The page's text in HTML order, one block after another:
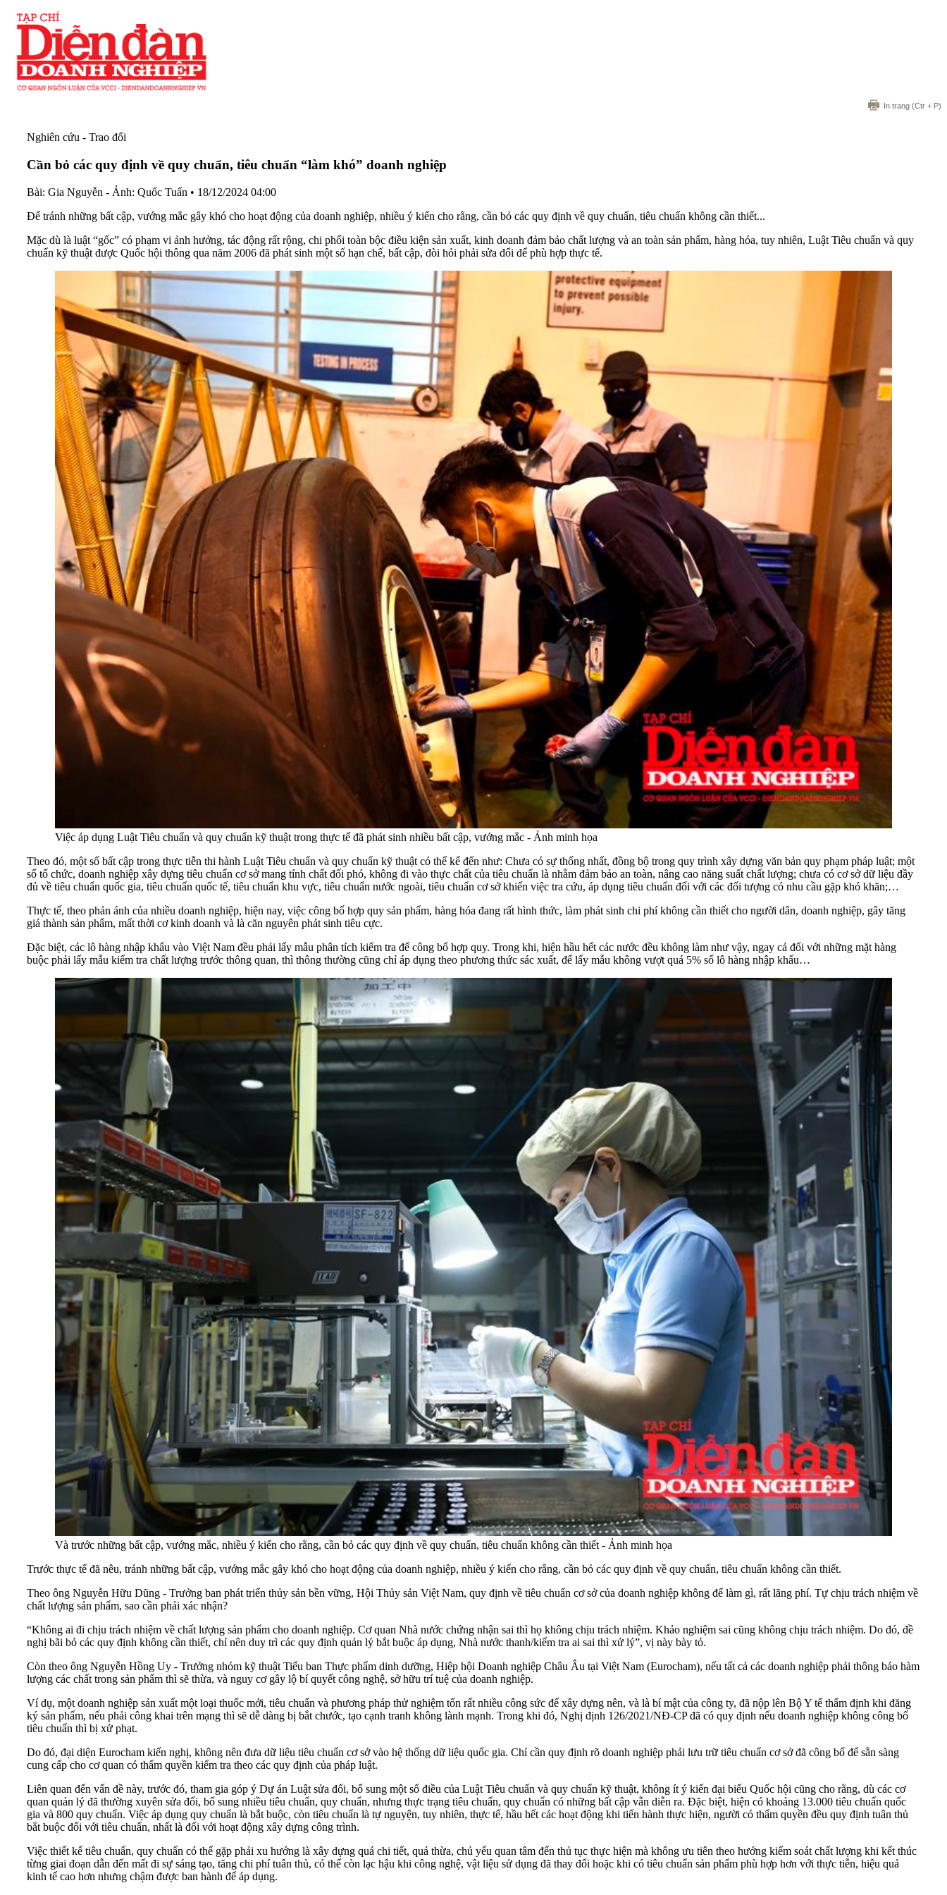
In trang (Ctr + P)
Nghiên cứu - Trao đổi
Cần bỏ các quy định về quy chuẩn, tiêu chuẩn “làm khó” doanh nghiệp
Bài: Gia Nguyễn - Ảnh: Quốc Tuấn • 18/12/2024 04:00
Để tránh những bất cập, vướng mắc gây khó cho hoạt động của doanh nghiệp, nhiều ý kiến cho rằng, cần bỏ các quy định về quy chuẩn, tiêu chuẩn không cần thiết...
Mặc dù là luật “gốc” có phạm vi ảnh hưởng, tác động rất rộng, chi phối toàn bộc điều kiện sản xuất, kinh doanh đảm bảo chất lượng và an toàn sản phẩm, hàng hóa, tuy nhiên, Luật Tiêu chuẩn và quy
chuẩn kỹ thuật được Quốc hội thông qua năm 2006 đã phát sinh một số hạn chế, bất cập, đòi hỏi phải sửa đổi để phù hợp thực tế.
Việc áp dụng Luật Tiêu chuẩn và quy chuẩn kỹ thuật trong thực tế đã phát sinh nhiều bất cập, vướng mắc - Ảnh minh họa
Theo đó, một số bất cập trong thực tiễn thi hành Luật Tiêu chuẩn và quy chuẩn kỹ thuật có thể kể đến như: Chưa có sự thống nhất, đồng bộ trong quy trình xây dựng văn bản quy phạm pháp luật; một
số tổ chức, doanh nghiệp xây dựng tiêu chuẩn cơ sở mang tính chất đối phó, không đi vào thực chất của tiêu chuẩn là nhằm đảm bảo an toàn, nâng cao năng suất chất lượng; chưa có cơ sở dữ liệu đầy
đủ về tiêu chuẩn quốc gia, tiêu chuẩn quốc tế, tiêu chuẩn khu vực, tiêu chuẩn nước ngoài, tiêu chuẩn cơ sở khiến việc tra cứu, áp dụng tiêu chuẩn đối với các đối tượng có nhu cầu gặp khó khăn;…
Thực tế, theo phản ánh của nhiều doanh nghiệp, hiện nay, việc công bố hợp quy sản phẩm, hàng hóa đang rất hình thức, làm phát sinh chi phí không cần thiết cho người dân, doanh nghiệp, gây tăng
giá thành sản phẩm, mất thời cơ kinh doanh và là căn nguyên phát sinh tiêu cực.
Đặc biệt, các lô hàng nhập khẩu vào Việt Nam đều phải lấy mẫu phân tích kiểm tra để công bố hợp quy. Trong khi, hiện hầu hết các nước đều không làm như vậy, ngay cả đối với những mặt hàng
buộc phải lấy mẫu kiểm tra chất lượng trước thông quan, thì thông thường cũng chỉ áp dụng theo phương thức sác xuất, để lấy mẫu không vượt quá 5% số lô hàng nhập khẩu…
Và trước những bất cập, vướng mắc, nhiều ý kiến cho rằng, cần bỏ các quy định về quy chuẩn, tiêu chuẩn không cần thiết - Ảnh minh họa
Trước thực tế đã nêu, tránh những bất cập, vướng mắc gây khó cho hoạt động của doanh nghiệp, nhiều ý kiến cho rằng, cần bỏ các quy định về quy chuẩn, tiêu chuẩn không cần thiết.
Theo ông Nguyễn Hữu Dũng - Trưởng ban phát triển thủy sản bền vững, Hội Thủy sản Việt Nam, quy định về tiêu chuẩn cơ sở của doanh nghiệp không để làm gì, rất lãng phí. Tự chịu trách nhiệm về
chất lượng sản phẩm, sao cần phải xác nhận?
“Không ai đi chịu trách nhiệm về chất lượng sản phẩm cho doanh nghiệp. Cơ quan Nhà nước chứng nhận sai thì họ không chịu trách nhiệm. Khảo nghiệm sai cũng không chịu trách nhiệm. Do đó, đề
nghị bãi bỏ các quy định không cần thiết, chỉ nên duy trì các quy định quản lý bắt buộc áp dụng, Nhà nước thanh/kiểm tra ai sai thì xử lý”, vị này bày tỏ.
Còn theo ông Nguyễn Hồng Uy - Trưởng nhóm kỹ thuật Tiểu ban Thực phẩm dinh dưỡng, Hiệp hội Doanh nghiệp Châu Âu tại Việt Nam (Eurocham), nếu tất cả các doanh nghiệp phải thông báo hàm
lượng các chất trong sản phẩm thì sẽ thừa, và nguy cơ gây lộ bí quyết công nghệ, sở hữu trí tuệ của doanh nghiệp.
Ví dụ, một doanh nghiệp sản xuất một loại thuốc mới, tiêu chuẩn và phương pháp thử nghiệm tốn rất nhiều công sức để xây dựng nên, và là bí mật của công ty, đã nộp lên Bộ Y tế thẩm định khi đăng
ký sản phẩm, nếu phải công khai trên mạng thì sẽ dễ dàng bị bắt chước, tạo cạnh tranh không lành mạnh. Trong khi đó, Nghị định 126/2021/NĐ-CP đã có quy định nếu doanh nghiệp không công bố
tiêu chuẩn thì bị xử phạt.
Do đó, đại diện Eurocham kiến nghị, không nên đưa dữ liệu tiêu chuẩn cơ sở vào hệ thống dữ liệu quốc gia. Chỉ cần quy định rõ doanh nghiệp phải lưu trữ tiêu chuẩn cơ sở đã công bố để sẵn sàng
cung cấp cho cơ quan có thẩm quyền kiểm tra theo các quy định của pháp luật.
Liên quan đến vấn đề này, trước đó, tham gia góp ý Dự án Luật sửa đổi, bổ sung một số điều của Luật Tiêu chuẩn và quy chuẩn kỹ thuật, không ít ý kiến đại biểu Quốc hội cũng cho rằng, dù các cơ
quan quản lý đã thường xuyên sửa đổi, bổ sung nhiều tiêu chuẩn, quy chuẩn, nhưng thực trạng tiêu chuẩn, quy chuẩn có những bất cập vẫn diễn ra. Đặc biệt, hiện có khoảng 13.000 tiêu chuẩn quốc
gia và 800 quy chuẩn. Việc áp dụng quy chuẩn là bắt buộc, còn tiêu chuẩn là tự nguyện, tuy nhiên, thực tế, hầu hết các hoạt động khi tiến hành thực hiện, người có thẩm quyền đều quy định tuân thủ
bắt buộc đối với tiêu chuẩn, nhất là đối với hoạt động xây dựng công trình.
Việc thiết kế tiêu chuẩn, quy chuẩn có thể gặp phải xu hướng là xây dựng quá chi tiết, quá thừa, chủ yếu quan tâm đến thủ tục thực hiện mà không ưu tiên theo hướng kiểm soát chất lượng khi kết thúc
từng giai đoạn dẫn đến mất đi sự sáng tạo, tăng chi phí tuân thủ, có thể còn lạc hậu khi công nghệ, vật liệu sử dụng đã thay đổi hoặc khi có tiêu chuẩn sản phẩm phù hợp hơn với thực tiễn, hiệu quả
kinh tế cao hơn nhưng chậm được ban hành để áp dụng.